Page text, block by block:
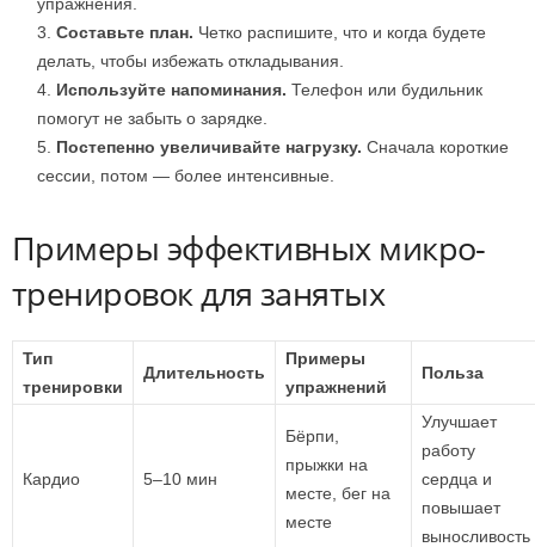
Составьте план. Четко распишите, что и когда будете
делать, чтобы избежать откладывания.
Используйте напоминания. Телефон или будильник
помогут не забыть о зарядке.
Постепенно увеличивайте нагрузку. Сначала короткие
сессии, потом — более интенсивные.
Примеры эффективных микро-
тренировок для занятых
Тип
тренировки
Длительность
Примеры
упражнений
Польза
Кардио 5–10 мин
Бёрпи,
прыжки на
месте, бег на
месте
Улучшает
работу
сердца и
повышает
выносливость